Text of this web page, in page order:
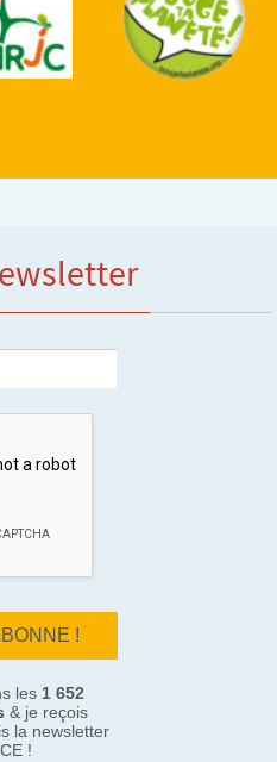
les 1 652
& je reçois
la newsletter
!